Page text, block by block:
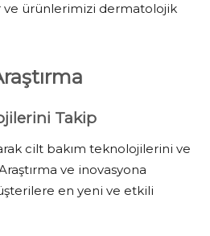
ürünlerimizi dermatolojik
Takip
cilt bakım teknolojilerini ve
ve inovasyona
en yeni ve etkili